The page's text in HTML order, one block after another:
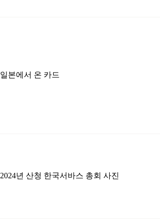
일본에서 온 카드
2024년 산청 한국서바스 총회 사진